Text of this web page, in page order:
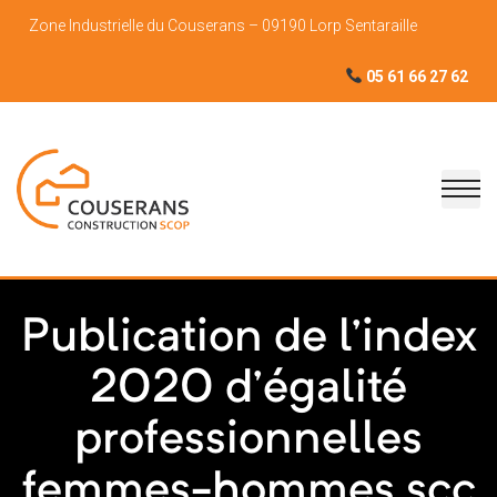
Zone Industrielle du Couserans – 09190 Lorp Sentaraille
05 61 66 27 62
Publication de l’index
2020 d’égalité
professionnelles